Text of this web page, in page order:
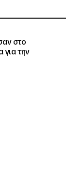
στο
για την